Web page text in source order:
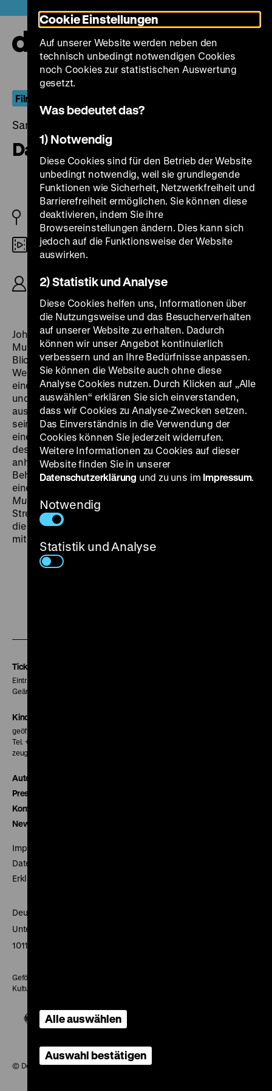
zum
Seiteninhalt
springen
Film und Museum
Samstag, 07. April 2018, 19.00 - 00.00 Uhr
Das große Museum
AT 2014
DCP
Holzhausen, Constantin Wulff, K: Attila Boa, Joerg
Burger, T: Andreas Pils, Andreas Hamza, 94’
Johannes Holzhausens Portrait des Kunsthistorischen
Museums in Wien wirft einen lakonischen, liebevollen
Blick hinter die Kulissen eines der größten Museen der
Welt und es entsteht das Bild eines Organismuses,
eines Museums, dessen Mitarbeiter mit großer Ruhe
und Sorgfalt inventarisieren, restaurieren und
ausstellen. 15 Monate lang sammelte der Regisseur
seine intimen und mitunter skurrilen Eindrücke. Als
einen zentralen Konflikt des Museums beschreibt er
dessen Kampf zwischen dem Wunsch, die Zeit
anhalten zu wollen – das Bewahren der Exponate und
Behüten ihrer Geschichten – und dem Verlangen nach
einer Modernisierung des Museums.
Museumbeschreibt diesen Konflikt über weite
Strecken zurückhaltend. Einen Kommentar hält jedoch
die letzte Einstellung bereit. Sie vergleicht das Museum
mit Pieter Bruegels
Tickets
Eintritt 5 €
Geänderte Preise sind im Programm vermerkt.
Kinokasse
geöffnet 30 Minuten vor Beginn der ersten Vorstellung
Tel. + 49 30 20304-770
zeughauskino@dhm.de
Autor*innen
Presse
Kontakt
Newsletter
Impressum
Datenschutz
Erklärung digitale Barrierefreiheit
Deutsches Historisches Museum
Unter den Linden 2
10117 Berlin
Gefördert mit Mitteln des Beauftragten der Bundesregierung für
Kultur und Medien
© Deutsches Historisches Museum, 2026
Cookie Einstellungen
Auf unserer Website werden neben den
technisch unbedingt notwendigen Cookies
noch Cookies zur statistischen Auswertung
gesetzt.
Was bedeutet das?
1) Notwendig
Diese Cookies sind für den Betrieb der Website
unbedingt notwendig, weil sie grundlegende
Funktionen wie Sicherheit, Netzwerkfreiheit und
Barrierefreiheit ermöglichen. Sie können diese
deaktivieren, indem Sie ihre
Browsereinstellungen ändern. Dies kann sich
jedoch auf die Funktionsweise der Website
auswirken.
2) Statistik und Analyse
Diese Cookies helfen uns, Informationen über
die Nutzungsweise und das Besucherverhalten
auf unserer Website zu erhalten. Dadurch
können wir unser Angebot kontinuierlich
verbessern und an Ihre Bedürfnisse anpassen.
Sie können die Website auch ohne diese
Analyse Cookies nutzen. Durch Klicken auf „Alle
auswählen“ erklären Sie sich einverstanden,
dass wir Cookies zu Analyse-Zwecken setzen.
Das Einverständnis in die Verwendung der
Cookies können Sie jederzeit widerrufen.
Weitere Informationen zu Cookies auf dieser
Website finden Sie in unserer
Datenschutzerklärung und zu uns im Impressum.
Notwendig
Statistik und Analyse
Alle auswählen
Auswahl bestätigen